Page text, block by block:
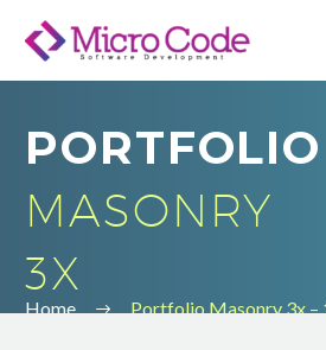
PORTFOLIO
MASONRY
3X
Home Portfolio Masonry 3x –